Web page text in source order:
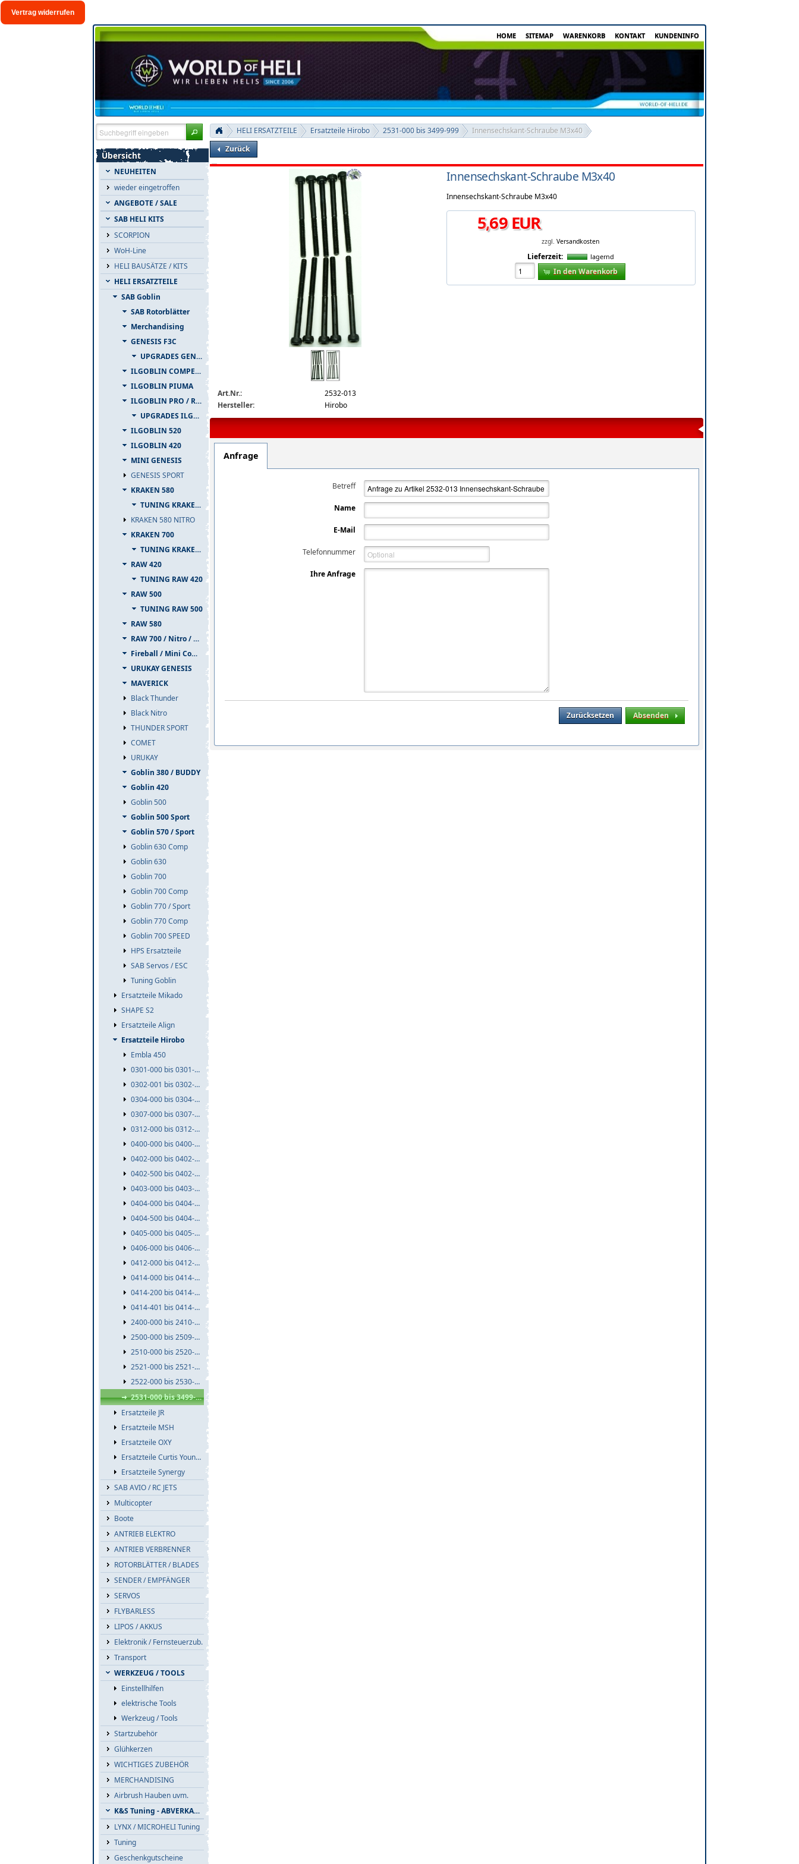
Vertrag widerrufen
HOME SITEMAP WARENKORB KONTAKT KUNDENINFO
Übersicht
NEUHEITEN
wieder eingetroffen
ANGEBOTE / SALE
SAB HELI KITS
SCORPION
WoH-Line
HELI BAUSÄTZE / KITS
HELI ERSATZTEILE
SAB Goblin
SAB Rotorblätter
Merchandising
GENESIS F3C
UPGRADES GENESIS F3C
ILGOBLIN COMPETIZIONE
ILGOBLIN PIUMA
ILGOBLIN PRO / RAW 700
UPGRADES ILGOBLIN PRO / RAW 700
ILGOBLIN 520
ILGOBLIN 420
MINI GENESIS
GENESIS SPORT
KRAKEN 580
TUNING KRAKEN 580
KRAKEN 580 NITRO
KRAKEN 700
TUNING KRAKEN 700
RAW 420
TUNING RAW 420
RAW 500
TUNING RAW 500
RAW 580
RAW 700 / Nitro / PIUMA
Fireball / Mini Comet
URUKAY GENESIS
MAVERICK
Black Thunder
Black Nitro
THUNDER SPORT
COMET
URUKAY
Goblin 380 / BUDDY
Goblin 420
Goblin 500
Goblin 500 Sport
Goblin 570 / Sport
Goblin 630 Comp
Goblin 630
Goblin 700
Goblin 700 Comp
Goblin 770 / Sport
Goblin 770 Comp
Goblin 700 SPEED
HPS Ersatzteile
SAB Servos / ESC
Tuning Goblin
Ersatzteile Mikado
SHAPE S2
Ersatzteile Align
Ersatzteile Hirobo
Embla 450
0301-000 bis 0301-999
0302-001 bis 0302-999
0304-000 bis 0304-999
0307-000 bis 0307-999
0312-000 bis 0312-999
0400-000 bis 0400-999
0402-000 bis 0402-499
0402-500 bis 0402-999
0403-000 bis 0403-999
0404-000 bis 0404-499
0404-500 bis 0404-999
0405-000 bis 0405-999
0406-000 bis 0406-999
0412-000 bis 0412-999
0414-000 bis 0414-199
0414-200 bis 0414-400
0414-401 bis 0414-999
2400-000 bis 2410-999
2500-000 bis 2509-999
2510-000 bis 2520-999
2521-000 bis 2521-999
2522-000 bis 2530-999
2531-000 bis 3499-999
Ersatzteile JR
Ersatzteile MSH
Ersatzteile OXY
Ersatzteile Curtis Youngblood
Ersatzteile Synergy
SAB AVIO / RC JETS
Multicopter
Boote
ANTRIEB ELEKTRO
ANTRIEB VERBRENNER
ROTORBLÄTTER / BLADES
SENDER / EMPFÄNGER
SERVOS
FLYBARLESS
LIPOS / AKKUS
Elektronik / Fernsteuerzub.
Transport
WERKZEUG / TOOLS
Einstellhilfen
elektrische Tools
Werkzeug / Tools
Startzubehör
Glühkerzen
WICHTIGES ZUBEHÖR
MERCHANDISING
Airbrush Hauben uvm.
K&S Tuning - ABVERKAUF
LYNX / MICROHELI Tuning
Tuning
Geschenkgutscheine
HELI ERSATZTEILE Ersatzteile Hirobo 2531-000 bis 3499-999
Innensechskant-Schraube M3x40
Zurück
Art.Nr.:
2532-013
Hersteller:
Hirobo
Innensechskant-Schraube M3x40
Innensechskant-Schraube M3x40
5,69EUR
zzgl. Versandkosten
Lieferzeit: lagernd
In den Warenkorb
Anfrage
Betreff
Name
E-Mail
Telefonnummer
Ihre Anfrage
Zurücksetzen Absenden